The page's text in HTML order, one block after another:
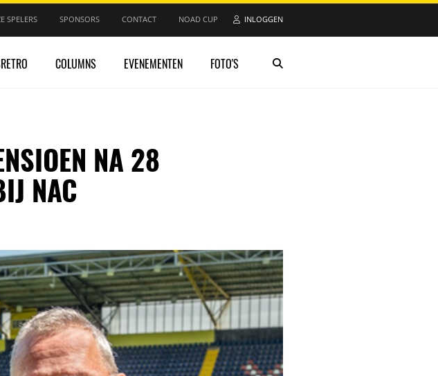
SPELERS SPONSORS CONTACT NOAD CUP INLOGGEN
COLUMNS EVENEMENTEN FOTO'S
NA 28
NAC